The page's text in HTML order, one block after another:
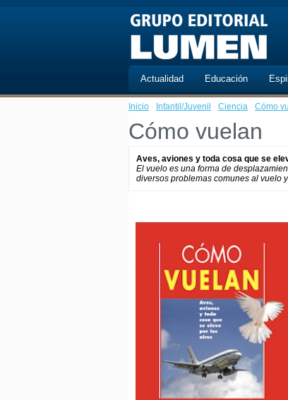
Actualidad Educación
Inicio · Infantil/Juvenil · Ciencia · Cómo
Cómo vuelan
Aves, aviones y toda cosa que se
El vuelo es una forma de
diversos problemas comunes al vuelo